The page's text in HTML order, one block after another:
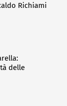
Richiami
delle